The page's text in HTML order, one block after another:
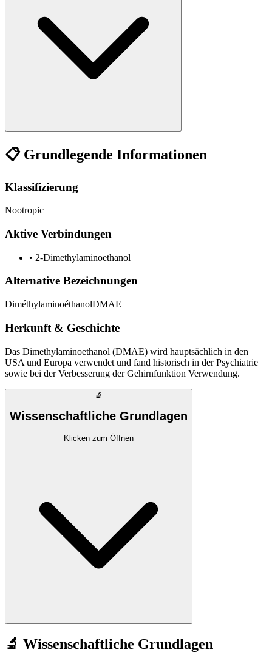
📋 Grundlegende Informationen
Klassifizierung
Nootropic
Aktive Verbindungen
• 2-Dimethylaminoethanol
Alternative Bezeichnungen
DiméthylaminoéthanolDMAE
Herkunft & Geschichte
Das Dimethylaminoethanol (DMAE) wird hauptsächlich in den
USA und Europa verwendet und fand historisch in der Psychiatrie
sowie bei der Verbesserung der Gehirnfunktion Verwendung.
🔬
Wissenschaftliche Grundlagen
Klicken zum Öffnen
🔬 Wissenschaftliche Grundlagen